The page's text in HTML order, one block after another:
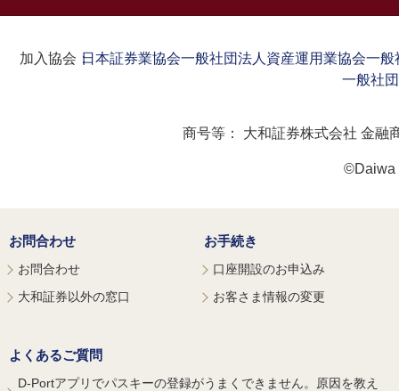
加入協会：日本証券業協会一般社団法人資産運用業協会一般
一般社
商号等： 大和証券株式会社 金融
©Daiwa
お問合わせ
お問合わせ
大和証券以外の窓口
お手続き
口座開設のお申込み
お客さま情報の変更
よくあるご質問
D-Portアプリでパスキーの登録がうまくできません。原因を教え